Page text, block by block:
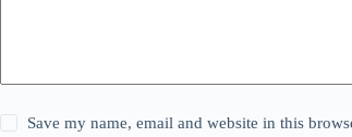
Save my name, email and website in this